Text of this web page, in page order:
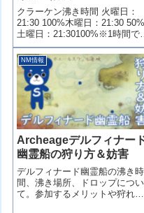
クラーケン沸き時間 火曜日：
21:30 100%木曜日：21:30 50%
土曜日：21:30100%※1時間で消
滅します クラーケン沸き場所
標北：W5:59 S8:26南：W5:12
S9:48 ドロップ 確定ドロップ
の箱×3クラーケンの目墨袋×5
レセントストーン（串刺し＆気
絶4%増加）レアドロップ（ ...
NM情報
Archeageデルフィナー
幽霊船の狩り方＆妨害
デルフィナード幽霊船の沸き時
間、沸き場所、ドロップについ
て。参加するメリットや狩れな